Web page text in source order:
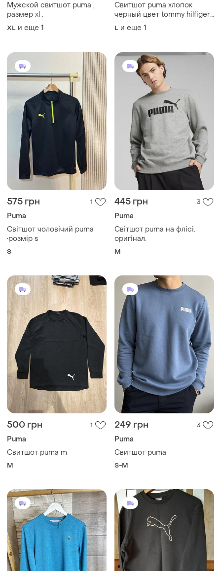
Мужской свитшот puma ,
размер xl .
XL и еще 1
Свитшот puma хлопок
черный цвет tommy hilfiger
reebok umbro kappa
L и еще 1
575 грн 1
Puma
Світшот чоловічий puma
•розмір s
S
445 грн 3
Puma
Світшот puma на флісі.
оригінал.
M
500 грн 1
Puma
Свитшот puma m
M
249 грн 3
Puma
Свитшот puma
S-M